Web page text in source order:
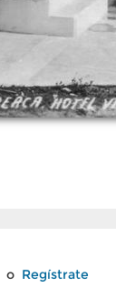
o Regístrate